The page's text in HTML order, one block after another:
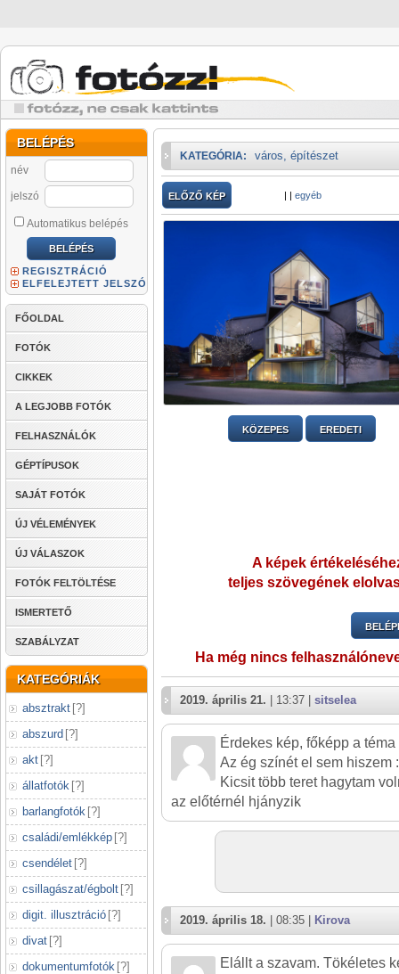
BELÉPÉS
név
jelszó
Automatikus belépés
REGISZTRÁCIÓ
ELFELEJTETT JELSZÓ
FŐOLDAL
FOTÓK
CIKKEK
A LEGJOBB FOTÓK
FELHASZNÁLÓK
GÉPTÍPUSOK
SAJÁT FOTÓK
ÚJ VÉLEMÉNYEK
ÚJ VÁLASZOK
FOTÓK FELTÖLTÉSE
ISMERTETŐ
SZABÁLYZAT
KATEGÓRIÁK
absztrakt [?]
abszurd [?]
akt [?]
állatfotók [?]
barlangfotók [?]
családi/emlékkép [?]
csendélet [?]
csillagászat/égbolt [?]
digit. illusztráció [?]
divat [?]
dokumentumfotók [?]
KATEGÓRIA: város, építészet
ELŐZŐ KÉP | | egyéb
KÖZEPES EREDETI
A képek
teljes szövegének
Ha még nincs
2019. április 21. | 13:37 | sitselea
Érdekes kép, főképp a téma
Az ég színét el sem hiszem
Kicsit több teret hagytam
az előtérnél hjányzik
2019. április 18. | 08:35 | Kirova
Elállt a szavam. Tökéletes